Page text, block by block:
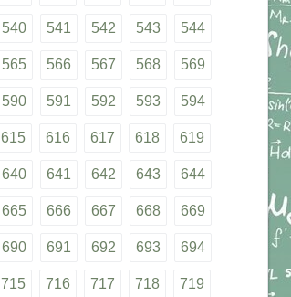
540 541 542 543 544
565 566 567 568 569
590 591 592 593 594
615 616 617 618 619
640 641 642 643 644
665 666 667 668 669
690 691 692 693 694
715 716 717 718 719